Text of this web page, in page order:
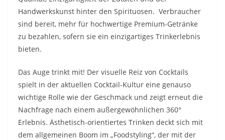
Handwerkskunst hinter den Spirituosen. Verbraucher
sind bereit, mehr für hochwertige Premium-Getränke
zu bezahlen, sofern sie ein einzigartiges Trinkerlebnis
bieten.
Das Auge trinkt mit! Der visuelle Reiz von Cocktails
spielt in der aktuellen Cocktail-Kultur eine genauso
wichtige Rolle wie der Geschmack und zeigt erneut die
Nachfrage nach einem außergewöhnlichen 360°
Erlebnis. Ästhetisch-orientiertes Trinken deckt sich mit
dem allgemeinen Boom im „Foodstyling“, der mit der